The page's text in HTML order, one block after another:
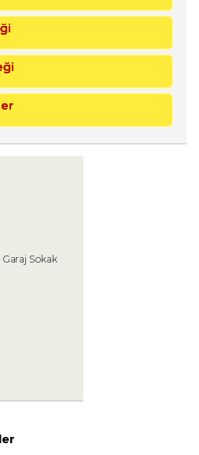
Sokak